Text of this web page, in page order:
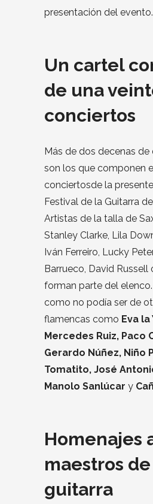
presentación del evento.
Un cartel
de una
conciertos
Más de dos decenas
son los que componen
conciertosde la
Festival de la Guitarra
Artistas de la talla de
Stanley Clarke, Lila
Iván Ferreiro, Lucky
Barrueco, David Russell
forman parte del
como no podía ser de
flamencas como Eva
Mercedes Ruiz, Paco
Gerardo Núñez, Niño
Tomatito, José
Manolo Sanlúcar y
Homenajes
maestros
guitarra